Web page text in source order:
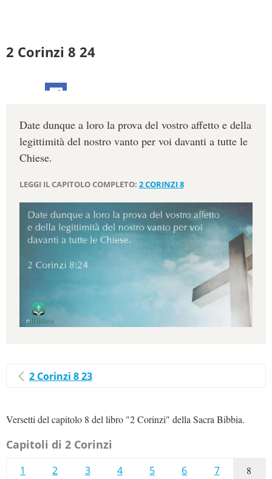
2 Corinzi 8 24
Date dunque a loro la prova del vostro affetto e della
legittimità del nostro vanto per voi davanti a tutte le
Chiese.
LEGGI IL CAPITOLO COMPLETO: 2 CORINZI 8
2 Corinzi 8 23
Versetti del capitolo 8 del libro "2 Corinzi" della Sacra Bibbia.
Capitoli di 2 Corinzi
1 2 3 4 5 6 7 8